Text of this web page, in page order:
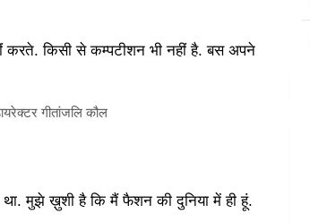
करते. किसी से कम्पटीशन भी नहीं है. बस अपने
था. मुझे ख़ुशी है कि मैं फैशन की दुनिया में ही हूं.